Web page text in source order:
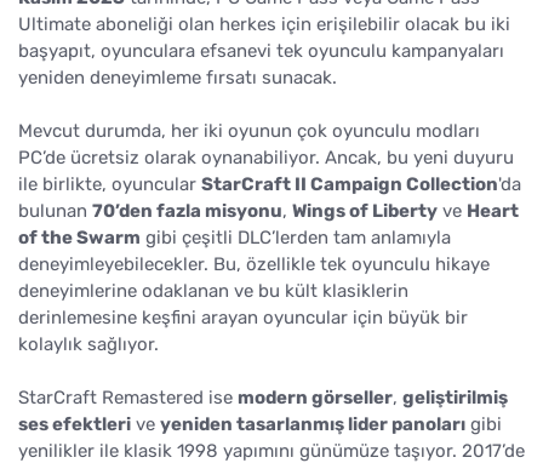
Ultimate aboneliği olan herkes için erişilebilir olacak bu iki
başyapıt, oyunculara efsanevi tek oyunculu kampanyaları
yeniden deneyimleme fırsatı sunacak.
Mevcut durumda, her iki oyunun çok oyunculu modları
PC’de ücretsiz olarak oynanabiliyor. Ancak, bu yeni duyuru
ile birlikte, oyuncular StarCraft II Campaign Collection'da
bulunan 70’den fazla misyonu, Wings of Liberty ve Heart
of the Swarm gibi çeşitli DLC’lerden tam anlamıyla
deneyimleyebilecekler. Bu, özellikle tek oyunculu hikaye
deneyimlerine odaklanan ve bu kült klasiklerin
derinlemesine keşfini arayan oyuncular için büyük bir
kolaylık sağlıyor.
StarCraft Remastered ise modern görseller, geliştirilmiş
ses efektleri ve yeniden tasarlanmış lider panoları gibi
yenilikler ile klasik 1998 yapımını günümüze taşıyor. 2017’de